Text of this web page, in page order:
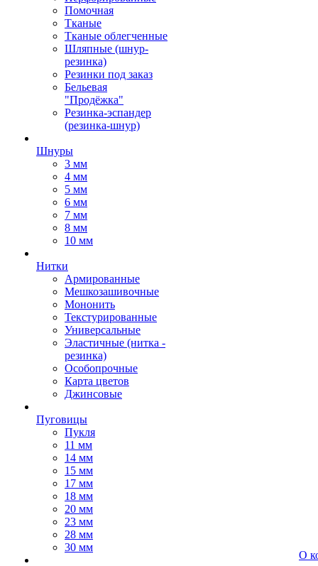
Помочная
Тканые
Тканые облегченные
Шляпные (шнур-
резинка)
Резинки под заказ
Бельевая
"Продёжка"
Резинка-эспандер
(резинка-шнур)
Шнуры
3 мм
4 мм
5 мм
6 мм
7 мм
8 мм
10 мм
Нитки
Армированные
Мешкозашивочные
Мононить
Текстурированные
Универсальные
Эластичные (нитка -
резинка)
Особопрочные
Карта цветов
Джинсовые
Пуговицы
Пукля
11 мм
14 мм
15 мм
17 мм
18 мм
20 мм
23 мм
28 мм
30 мм
О